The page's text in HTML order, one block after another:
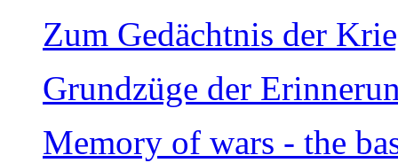
Zum Gedächtnis der
Grundzüge der
Memory of wars - the